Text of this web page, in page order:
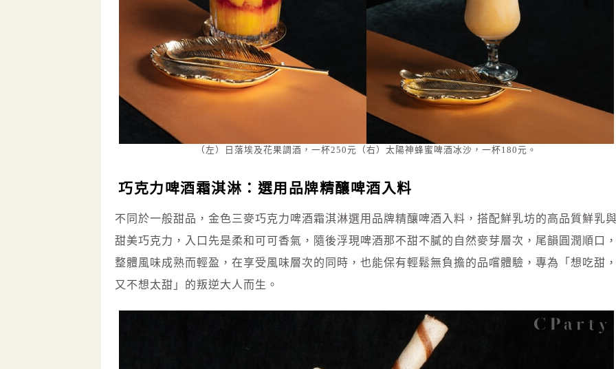
（左）日落埃及花果調酒，一杯250元（右）太陽神蜂蜜啤酒冰沙，一杯180元。
巧克力啤酒霜淇淋：選用品牌精釀啤酒入料
不同於一般甜品，金色三麥巧克力啤酒霜淇淋選用品牌精釀啤酒入料，搭配鮮乳坊的高品質鮮乳
甜美巧克力，入口先是柔和可可香氣，隨後浮現啤酒那不甜不膩的自然麥芽層次，尾韻圓潤順口
整體風味成熟而輕盈，在享受風味層次的同時，也能保有輕鬆無負擔的品嚐體驗，專為「想吃甜
又不想太甜」的叛逆大人而生。